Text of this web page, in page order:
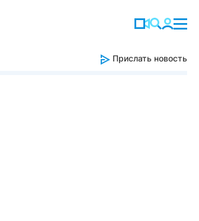
Прислать новость